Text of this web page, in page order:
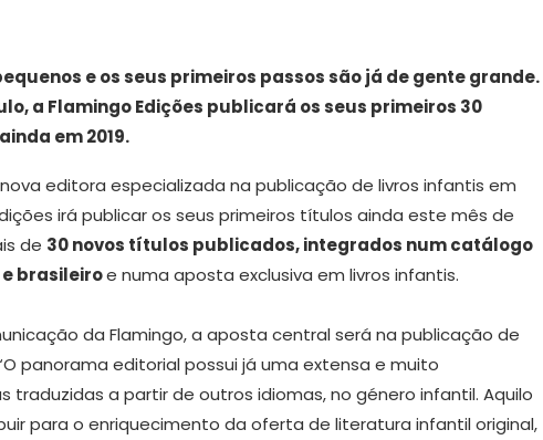
e os seus primeiros passos são já de gente grande.
a Flamingo Edições publicará os seus primeiros 30
em 2019.
editora especializada na publicação de livros infantis em
irá publicar os seus primeiros títulos ainda este mês de
de 30 novos títulos publicados, integrados num catálogo
brasileiroe numa aposta exclusiva em livros infantis.
da Flamingo, a aposta central será na publicação de
panorama editorial possui já uma extensa e muito
a partir de outros idiomas, no género infantil. Aquilo
para o enriquecimento da oferta de literatura infantil original,